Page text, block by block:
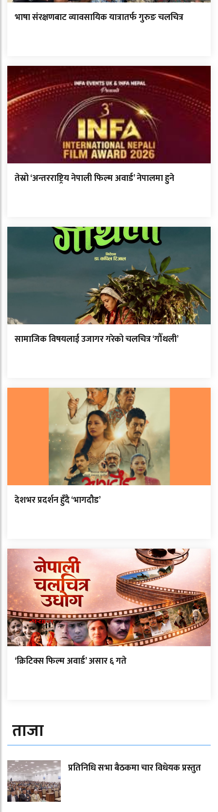
भाषा संरक्षणबाट व्यावसायिक यात्रातर्फ गुरुङ चलचित्र
तेस्रो ‘अन्तरराष्ट्रिय नेपाली फिल्म अवार्ड’ नेपालमा हुने
सामाजिक विषयलाई उजागर गरेको चलचित्र ‘गौँथली’
देशभर प्रदर्शन हुँदै ‘भागदौड’
‘क्रिटिक्स फिल्म अवार्ड’ असार ६ गते
ताजा
प्रतिनिधि सभा बैठकमा चार विधेयक प्रस्तुत